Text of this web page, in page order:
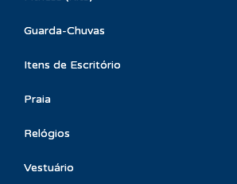
Guarda-Chuvas
Itens de Escritório
Praia
Relógios
Vestuário